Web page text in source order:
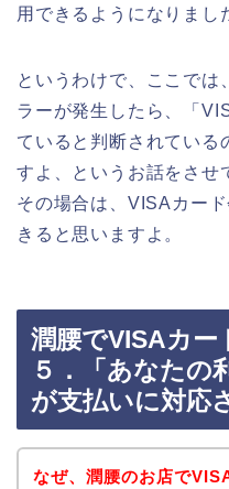
用できるようになりまし
というわけで、ここでは
ラーが発生したら、「
ていると判断されている
すよ、というお話をさせ
その場合は、VISAカー
きると思いますよ。
潤腰でVISAカー
５．「あなたの
が支払いに対応
なぜ、潤腰のお店で